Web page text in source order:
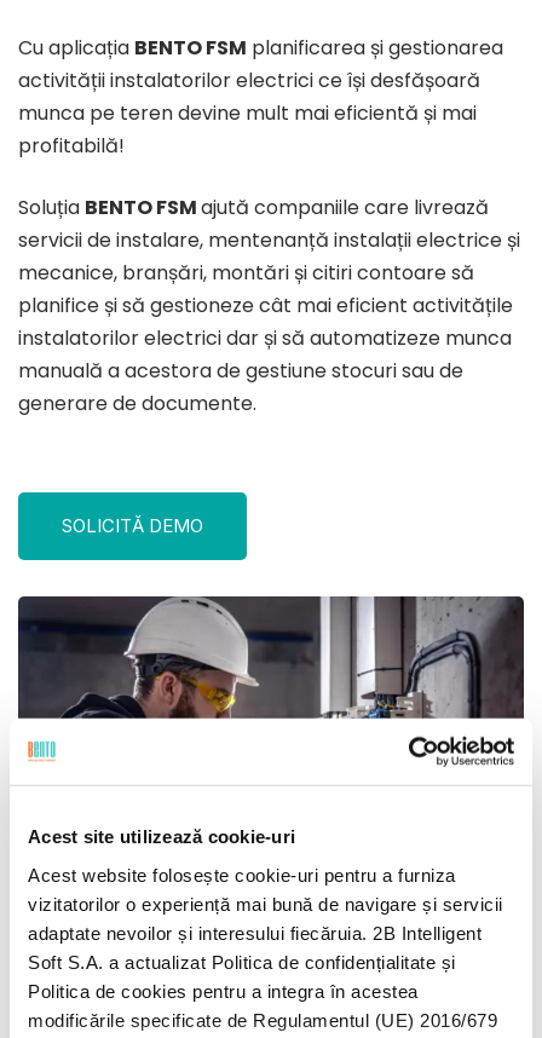
Acest site utilizează cookie-uri
Acest website folosește cookie-uri pentru a furniza
vizitatorilor o experiență mai bună de navigare și servicii
adaptate nevoilor și interesului fiecăruia. 2B Intelligent
Soft S.A. a actualizat Politica de confidențialitate și
Politica de cookies pentru a integra în acestea
modificările specificate de Regulamentul (UE) 2016/679
Cu aplicația BENTO FSM planificarea și gestionarea
activității instalatorilor electrici ce își desfășoară
munca pe teren devine mult mai eficientă și mai
profitabilă!
Soluția BENTO FSMajută companiile care livrează
servicii de instalare, mentenanță instalații electrice și
mecanice, branșări, montări și citiri contoare să
planifice și să gestioneze cât mai eficient activitățile
instalatorilor electrici dar și să automatizeze munca
manuală a acestora de gestiune stocuri sau de
generare de documente.
SOLICITĂ DEMO
Automatizează toate
activitățile de pe teren aferente